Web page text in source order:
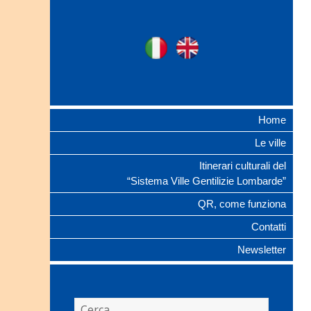
Ville Gentilizie
Ita
Home
Le ville
Itinerari culturali del
“Sistema Ville Gentilizie Lombarde”
QR, come funziona
Contatti
Newsletter
Ricerca